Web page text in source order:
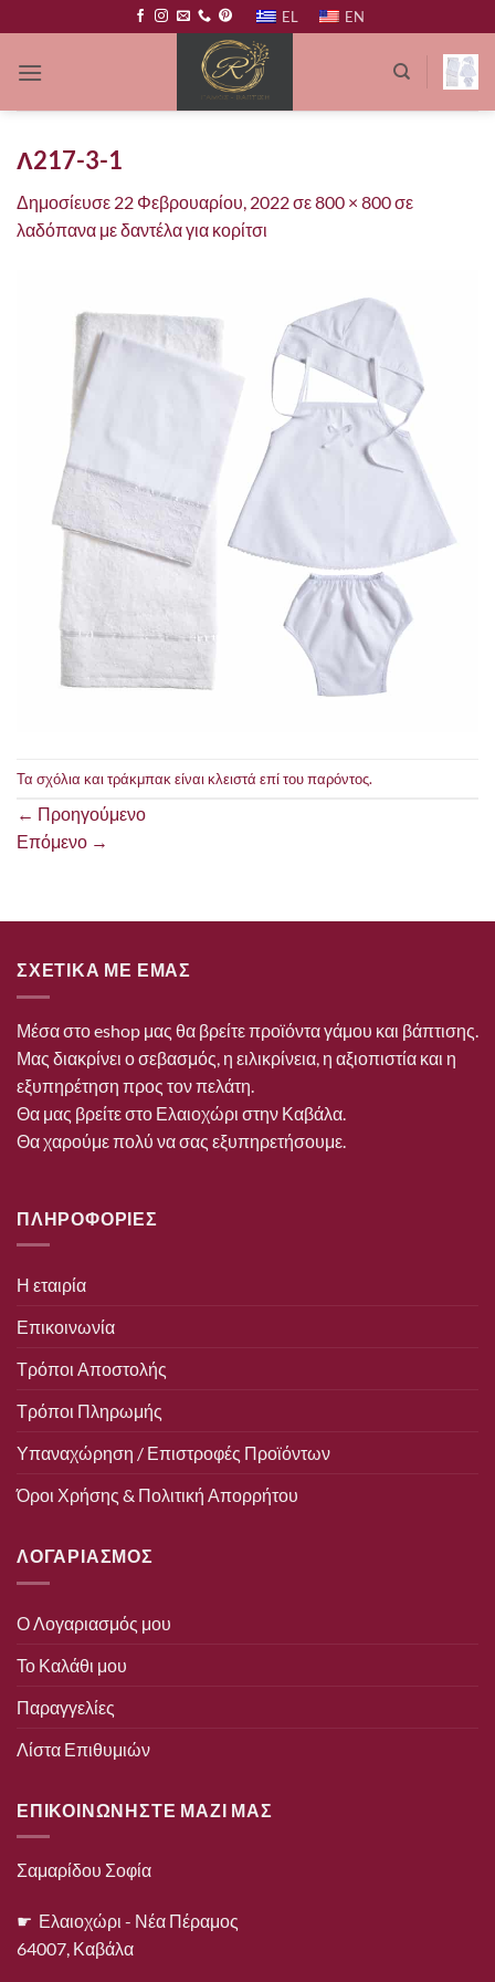
στο
περιεχόμενο
EL EN
Λ217-3-1
Δημοσίευσε 22 Φεβρουαρίου, 2022σε800 × 800σε
λαδόπανα με δαντέλα για κορίτσι
Τα σχόλια και τράκμπακ είναι κλειστά επί του παρόντος.
← Προηγούμενο
Επόμενο →
ΣΧΕΤΙΚΑ ΜΕ ΕΜΑΣ
Μέσα στο eshop μας θα βρείτε προϊόντα γάμου και βάπτισης.
Μας διακρίνει ο σεβασμός, η ειλικρίνεια, η αξιοπιστία και η
εξυπηρέτηση προς τον πελάτη.
Θα μας βρείτε στο Ελαιοχώρι στην Καβάλα.
Θα χαρούμε πολύ να σας εξυπηρετήσουμε.
ΠΛΗΡΟΦΟΡΙΕΣ
Η εταιρία
Επικοινωνία
Τρόποι Αποστολής
Τρόποι Πληρωμής
Υπαναχώρηση / Επιστροφές Προϊόντων
Όροι Χρήσης & Πολιτική Απορρήτου
ΛΟΓΑΡΙΑΣΜΟΣ
Ο Λογαριασμός μου
Το Καλάθι μου
Παραγγελίες
Λίστα Επιθυμιών
ΕΠΙΚΟΙΝΩΝΗΣΤΕ ΜΑΖΙ ΜΑΣ
Σαμαρίδου Σοφία
☛ Ελαιοχώρι - Νέα Πέραμος
64007, Καβάλα